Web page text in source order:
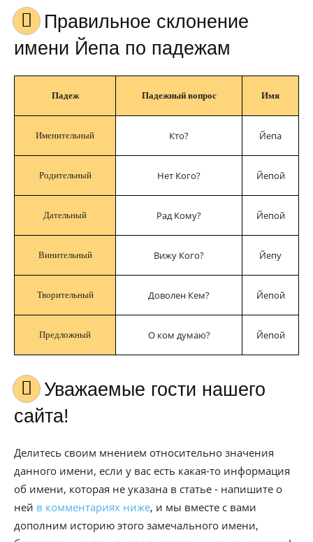
Правильное склонение
имени Йепа по падежам
Падеж Падежный вопрос Имя
Именительный Кто? Йепа
Родительный Нет Кого? Йепой
Дательный Рад Кому? Йепой
Винительный Вижу Кого? Йепу
Творительный Доволен Кем? Йепой
Предложный О ком думаю? Йепой
Уважаемые гости нашего
сайта!
Делитесь своим мнением относительно значения
данного имени, если у вас есть какая-то информация
об имени, которая не указана в статье - напишите о
ней в комментариях ниже, и мы вместе с вами
дополним историю этого замечального имени,